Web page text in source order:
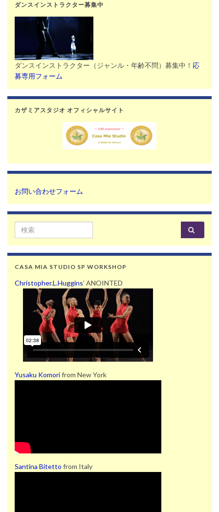
ダンスインストラクター募集中
ダンスインストラクター（ジャンル・年齢不問）募集中！ 応
募専用フォーム
カザミアスタジオ オフィシャルサイト
お問い合わせフォーム
Search for:
CASA MIA STUDIO SP WORKSHOP
Christopher.L.Huggins’ ANOINTED
Yusaku Komorifrom New York
Santina Bitetto from Italy